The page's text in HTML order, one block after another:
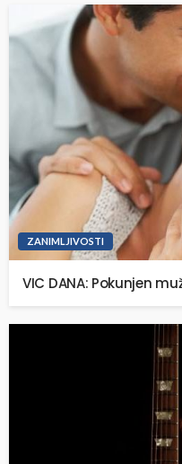
ZANIMLJIVOSTI
VIC DANA: Pokunjen